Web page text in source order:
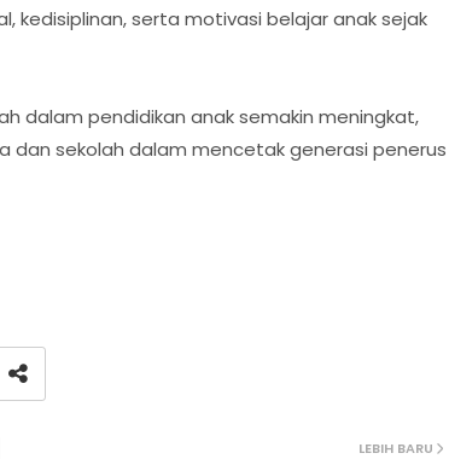
kedisiplinan, serta motivasi belajar anak sejak
dalam pendidikan anak semakin meningkat,
sekolah dalam mencetak generasi penerus
LEBIH BARU